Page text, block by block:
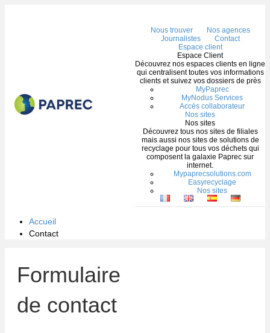
Nous trouver
Nos agences
Journalistes
Contact
Espace client
Espace Client
Découvrez nos espaces clients en ligne
qui centralisent toutes vos informations
clients et suivez vos dossiers de près
MyPaprec
MyNodus Services
Accès collaborateur
Nos sites
Nos sites
Découvrez tous nos sites de filiales
mais aussi nos sites de solutions de
recyclage pour tous vos déchets qui
composent la galaxie Paprec sur
internet.
Mypaprecsolutions.com
Easyrecyclage
Nos sites
Accueil
Contact
Formulaire
de contact